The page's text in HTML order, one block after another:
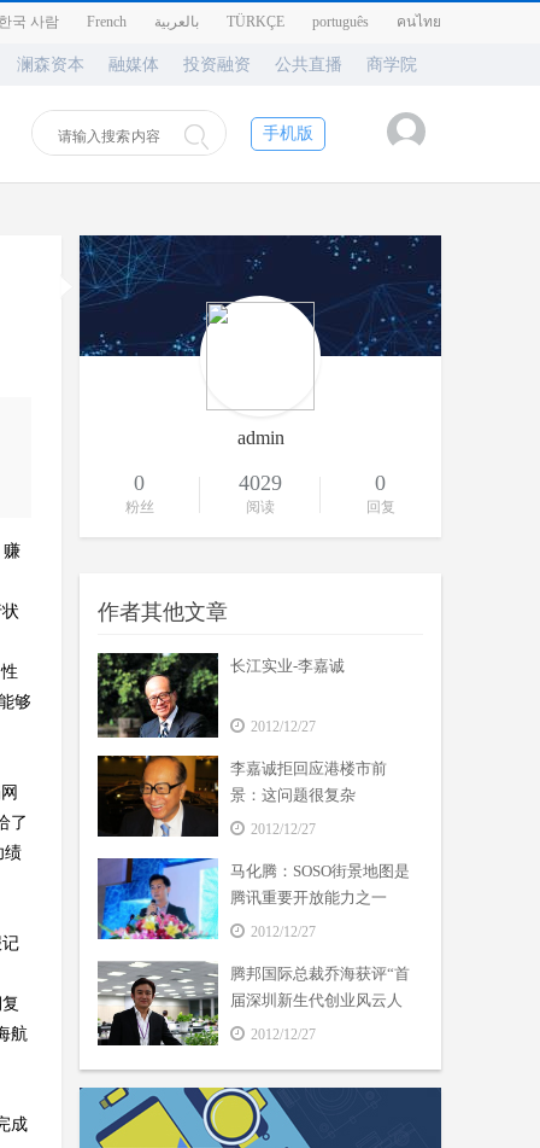
국 사람 French بالعربية TÜRKÇE português คนไทย
澜森资本 融媒体 投资融资 公共直播 商学院
手机版
赚
够
了
绩
航
成
admin
0
粉丝
4029
阅读
0
回复
作者其他文章
长江实业-李嘉诚
2012/12/27
李嘉诚拒回应港楼市前
景：这问题很复杂
2012/12/27
马化腾：SOSO街景地图是
腾讯重要开放能力之一
2012/12/27
腾邦国际总裁乔海获评“首
届深圳新生代创业风云人
物”2012/12/27